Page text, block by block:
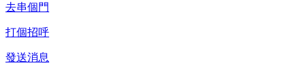
去串個門
打個招呼
發送消息